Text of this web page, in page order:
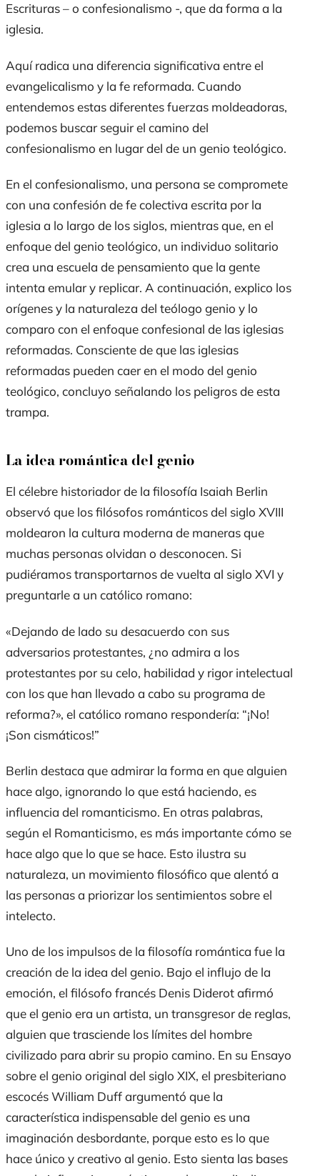
Escrituras – o confesionalismo -, que da forma a la
iglesia.
Aquí radica una diferencia significativa entre el
evangelicalismo y la fe reformada. Cuando
entendemos estas diferentes fuerzas moldeadoras,
podemos buscar seguir el camino del
confesionalismo en lugar del de un genio teológico.
En el confesionalismo, una persona se compromete
con una confesión de fe colectiva escrita por la
iglesia a lo largo de los siglos, mientras que, en el
enfoque del genio teológico, un individuo solitario
crea una escuela de pensamiento que la gente
intenta emular y replicar. A continuación, explico los
orígenes y la naturaleza del teólogo genio y lo
comparo con el enfoque confesional de las iglesias
reformadas. Consciente de que las iglesias
reformadas pueden caer en el modo del genio
teológico, concluyo señalando los peligros de esta
trampa.
La idea romántica del genio
El célebre historiador de la filosofía Isaiah Berlin
observó que los filósofos románticos del siglo XVIII
moldearon la cultura moderna de maneras que
muchas personas olvidan o desconocen. Si
pudiéramos transportarnos de vuelta al siglo XVI y
preguntarle a un católico romano:
«Dejando de lado su desacuerdo con sus
adversarios protestantes, ¿no admira a los
protestantes por su celo, habilidad y rigor intelectual
con los que han llevado a cabo su programa de
reforma?», el católico romano respondería: “¡No!
¡Son cismáticos!”
Berlin destaca que admirar la forma en que alguien
hace algo, ignorando lo que está haciendo, es
influencia del romanticismo. En otras palabras,
según el Romanticismo, es más importantecómo se
hace algo que lo que se hace. Esto ilustra su
naturaleza, un movimiento filosófico que alentó a
las personas a priorizar los sentimientos sobre el
intelecto.
Uno de los impulsos de la filosofía romántica fue la
creación de la idea del genio. Bajo el influjo de la
emoción, el filósofo francés Denis Diderot afirmó
que el genio era un artista, un transgresor de reglas,
alguien que trasciende los límites del hombre
civilizado para abrir su propio camino. En su Ensayo
sobre el genio original del siglo XIX, el presbiteriano
escocés William Duff argumentó que la
característica indispensable del genio es una
imaginación desbordante, porque esto es lo que
hace único y creativo al genio. Esto sienta las bases